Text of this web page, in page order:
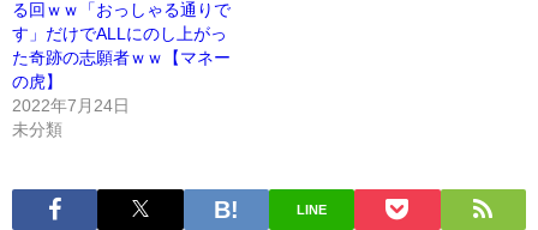
る回ｗｗ「おっしゃる通りで
す」だけでALLにのし上がっ
た奇跡の志願者ｗｗ【マネー
の虎】
2022年7月24日
未分類
LINE